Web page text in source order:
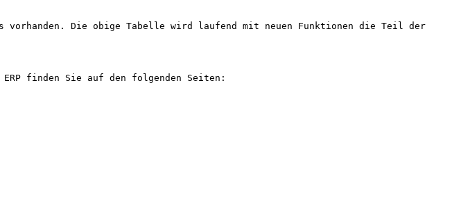
Die obige Tabelle wird laufend mit neuen Funktionen die Teil der
finden Sie auf den folgenden Seiten: